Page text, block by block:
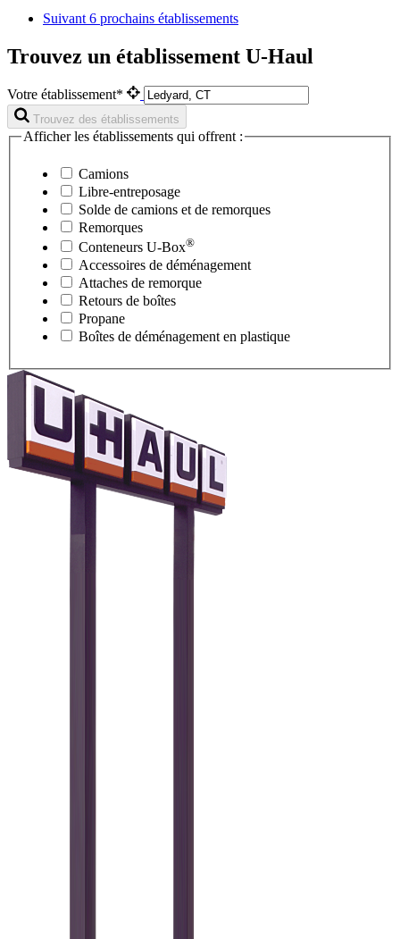
Suivant 6 prochains établissements
Trouvez un établissement U-Haul
Votre établissement*
Trouvez des établissements
Afficher les établissements qui offrent :
Camions
Libre-entreposage
Solde de camions et de remorques
Remorques
Conteneurs U-Box®
Accessoires de déménagement
Attaches de remorque
Retours de boîtes
Propane
Boîtes de déménagement en plastique